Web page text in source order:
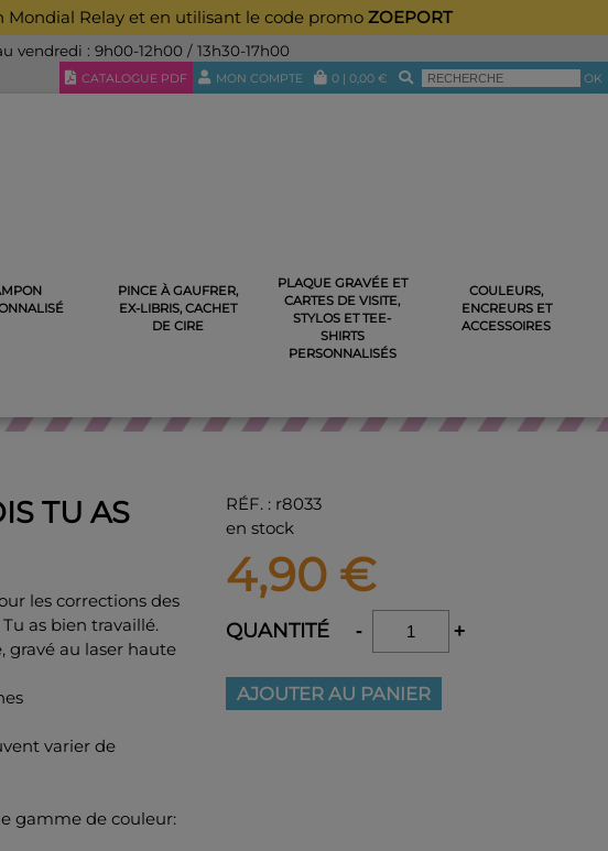
Mondial Relay et en utilisant le code promo ZOEPORT
vendredi : 9h00-12h00 / 13h30-17h00
CATALOGUE PDF MON COMPTE 0 | 0,00 € OK
PINCE À GAUFRER,
EX-LIBRIS, CACHET
DE CIRE
PLAQUE GRAVÉE ET
CARTES DE VISITE,
STYLOS ET TEE-
SHIRTS
PERSONNALISÉS
COULEURS,
ENCREURS ET
ACCESSOIRES
EN BOIS TU AS BIEN TRAVAILLÉ N°378
TU AS
les corrections des
as bien travaillé.
gravé au laser haute
varier de
gamme de couleur:
RÉF. : r8033
en stock
4,90 €
QUANTITÉ - +
AJOUTER AU PANIER